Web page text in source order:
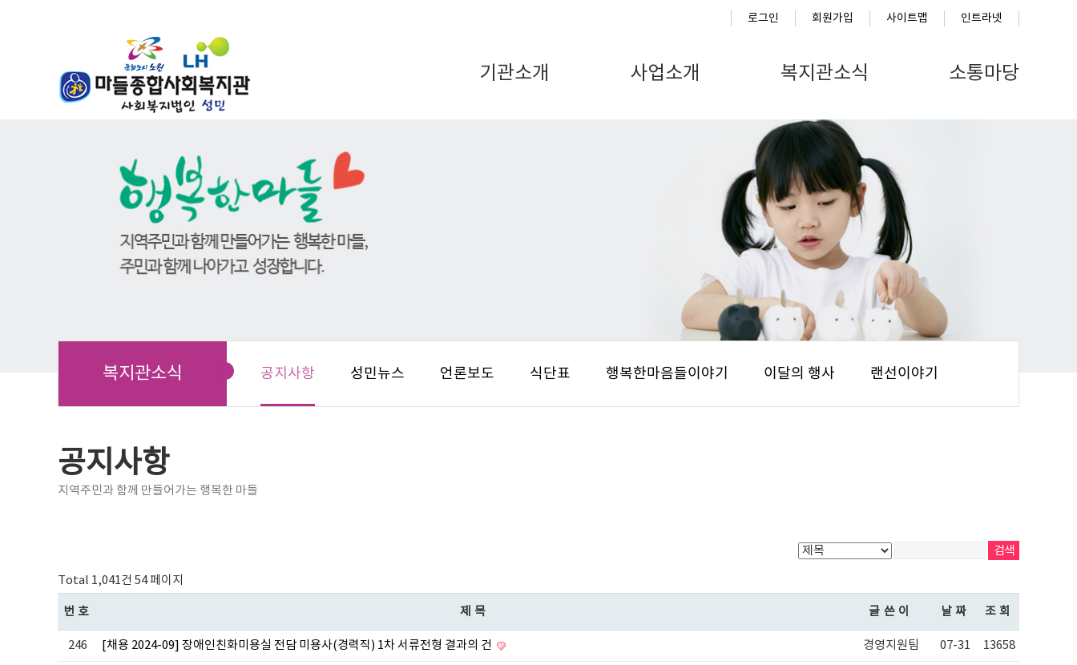
로그인 회원가입 사이트맵 인트라넷
기관소개 사업소개 복지관소식 소통마당
복지관소식 공지사항 성민뉴스 언론보도 식단표 행복한마음들이야기 이달의 행사 랜선이야기
공지사항
지역주민과 함께 만들어가는 행복한 마들
Total 1,041건 54 페이지
번호 제목 글쓴이 날짜 조회
246 [채용 2024-09] 장애인친화미용실 전담 미용사(경력직) 1차 서류전형 결과의 건 경영지원팀 07-31 13658